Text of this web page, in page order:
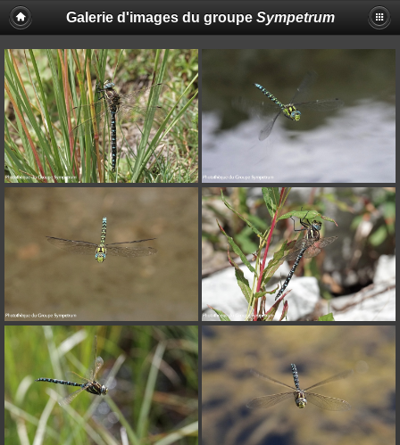
Galerie d'images du groupe Sympetrum